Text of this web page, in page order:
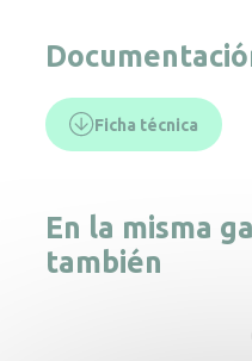
Ficha técnica
En la misma
también